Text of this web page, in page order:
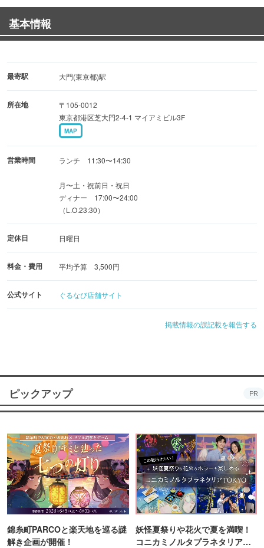
【人 気】「はんみ鶏の塩焼き」特製荒塩でじっくり蒸し上
げた豪快な逸品！
【要予約】10名様以上ご利用でなんと1名様無料◎
9品》
2時間飲み放題付き『極みコース』4,800円⇒4,500円
【週末限定】お店貸切※土曜日は人数20〜30名でも要相談
『土曜日♪限定コース』 3,800円⇒3,500円＜全7品＞2H飲
基本情報
最寄駅 大門(東京都)駅
所在地
〒105-0012
東京都港区芝大門2-4-1 マイアミビル3F
MAP
営業時間 ランチ 11:30〜14:30
月〜土・祝前日・祝日
ディナー 17:00〜24:00
（L.O.23:30）
定休日 日曜日
料金・費用 平均予算 3,500円
公式サイト ぐるなび店舗サイト
掲載情報の誤記載を報告する
ピックアップ PR
錦糸町PARCOと楽天地を巡る謎
解き企画が開催！
妖怪夏祭りや花火で夏を満喫！
コニカミノルタプラネタリア